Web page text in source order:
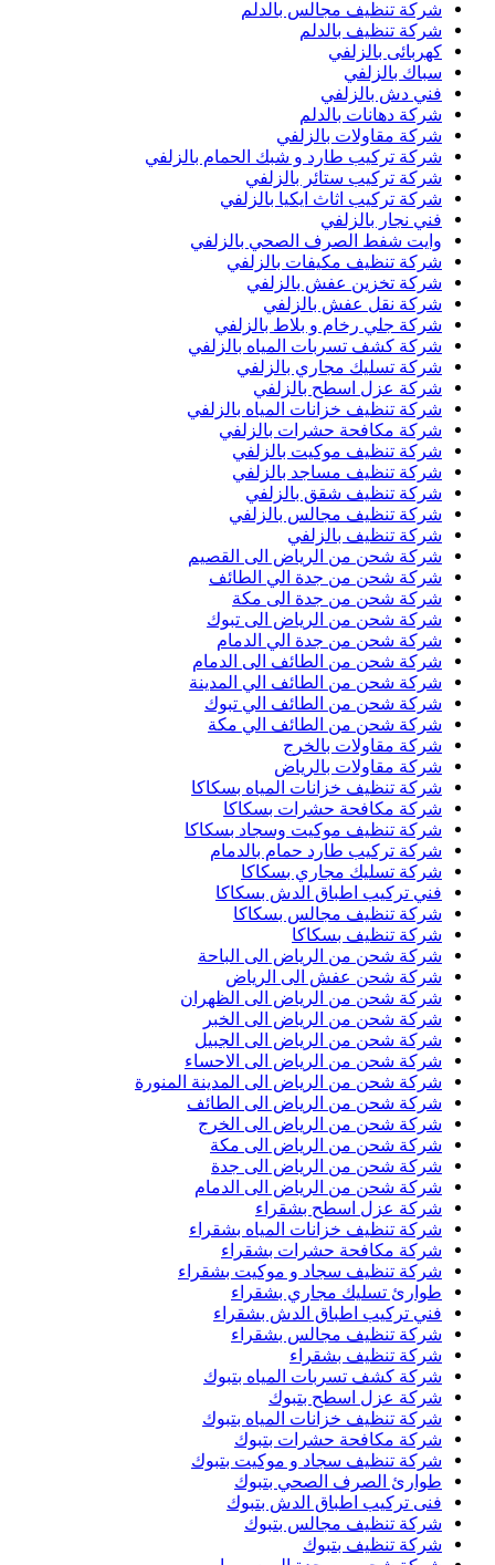
شركة تنظيف مجالس بالدلم
شركة تنظيف بالدلم
كهربائى بالزلفي
سباك بالزلفي
فني دش بالزلفي
شركة دهانات بالدلم
شركة مقاولات بالزلفي
شركة تركيب طارد و شبك الحمام بالزلفي
شركة تركيب ستائر بالزلفي
شركة تركيب اثاث ايكيا بالزلفي
فني نجار بالزلفي
وايت شفط الصرف الصحي بالزلفي
شركة تنظيف مكيفات بالزلفي
شركة تخزين عفش بالزلفي
شركة نقل عفش بالزلفي
شركة جلي رخام و بلاط بالزلفي
شركة كشف تسربات المياه بالزلفي
شركة تسليك مجاري بالزلفي
شركة عزل اسطح بالزلفي
شركة تنظيف خزانات المياه بالزلفي
شركة مكافحة حشرات بالزلفي
شركة تنظيف موكيت بالزلفي
شركة تنظيف مساجد بالزلفي
شركة تنظيف شقق بالزلفي
شركة تنظيف مجالس بالزلفي
شركة تنظيف بالزلفي
شركة شحن من الرياض الى القصيم
شركة شحن من جدة الي الطائف
شركة شحن من جدة الى مكة
شركة شحن من الرياض الى تبوك
شركة شحن من جدة الي الدمام
شركة شحن من الطائف الى الدمام
شركة شحن من الطائف الي المدينة
شركة شحن من الطائف الي تبوك
شركة شحن من الطائف الي مكة
شركة مقاولات بالخرج
شركة مقاولات بالرياض
شركة تنظيف خزانات المياه بسكاكا
شركة مكافحة حشرات بسكاكا
شركة تنظيف موكيت وسجاد بسكاكا
شركة تركيب طارد حمام بالدمام
شركة تسليك مجاري بسكاكا
فني تركيب اطباق الدش بسكاكا
شركة تنظيف مجالس بسكاكا
شركة تنظيف بسكاكا
شركة شحن من الرياض الى الباحة
شركة شحن عفش الى الرياض
شركة شحن من الرياض الى الظهران
شركة شحن من الرياض الى الخبر
شركة شحن من الرياض الى الجبيل
شركة شحن من الرياض الى الاحساء
شركة شحن من الرياض الى المدينة المنورة
شركة شحن من الرياض الى الطائف
شركة شحن من الرياض الى الخرج
شركة شحن من الرياض الى مكة
شركة شحن من الرياض الى جدة
شركة شحن من الرياض الى الدمام
شركة عزل اسطح بشقراء
شركة تنظيف خزانات المياه بشقراء
شركة مكافحة حشرات بشقراء
شركة تنظيف سجاد و موكيت بشقراء
طوارئ تسليك مجاري بشقراء
فني تركيب اطباق الدش بشقراء
شركة تنظيف مجالس بشقراء
شركة تنظيف بشقراء
شركة كشف تسربات المياه بتبوك
شركة عزل اسطح بتبوك
شركة تنظيف خزانات المياه بتبوك
شركة مكافحة حشرات بتبوك
شركة تنظيف سجاد و موكيت بتبوك
طوارئ الصرف الصحي بتبوك
فنى تركيب اطباق الدش بتبوك
شركة تنظيف مجالس بتبوك
شركة تنظيف بتبوك